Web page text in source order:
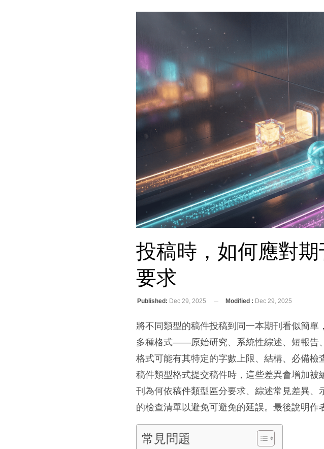
投稿時，如何應對
要求
Published: Dec 29, 2025 Modified : Dec 29, 2025
將不同類型的稿件投稿到同一本期刊看似簡
多種格式——原始研究、系統性綜述、短報
格式可能有其特定的字數上限、結構、必備
稿件類型格式提交稿件時，這些差異會增加
刊為何依稿件類型區分要求、綜述常見差異
的檢查清單以避免可避免的延誤。最後說明作
常見問題